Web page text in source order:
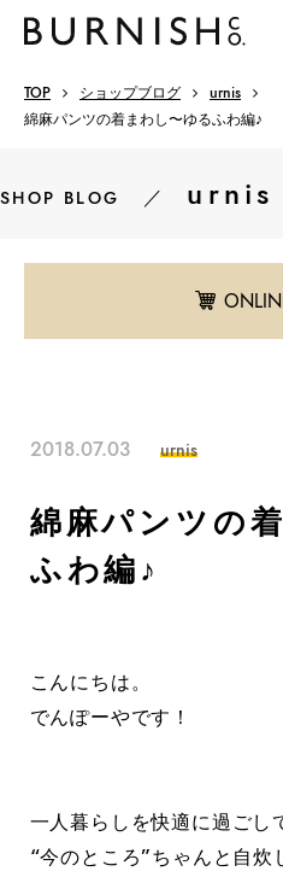
TOP ショップブログ
urnis
綿麻パンツの着まわし〜ゆるふわ編♪
SHOP BLOG ／ urnis
2018.07.03 urnis
綿麻パンツの
ふわ編♪
こんにちは。
でんぽーやです！
一人暮らしを快適に過ご
“今のところ”ちゃんと自炊